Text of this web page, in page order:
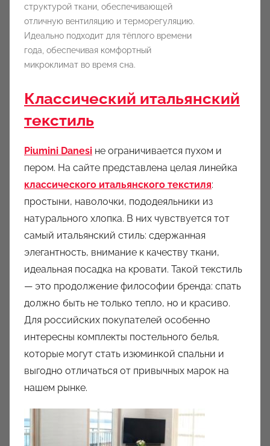
структурой ткани, обеспечивающей
отличную вентиляцию и терморегуляцию.
Идеально подходит для тёплого времени
года, обеспечивая комфортный
микроклимат во время сна.
Классический итальянский
текстиль
Piumini Danesi не ограничивается пухом и
пером. На сайте представлена целая линейка
классического итальянского текстиля:
простыни, наволочки, пододеяльники из
натурального хлопка. В них чувствуется тот
самый итальянский стиль: сдержанная
элегантность, внимание к качеству ткани,
идеальная посадка на кровати. Такой текстиль
— это продолжение философии бренда: спать
должно быть не только тепло, но и красиво.
Для российских покупателей особенно
интересны комплекты постельного белья,
которые могут стать изюминкой спальни и
выгодно отличаться от привычных марок на
нашем рынке.